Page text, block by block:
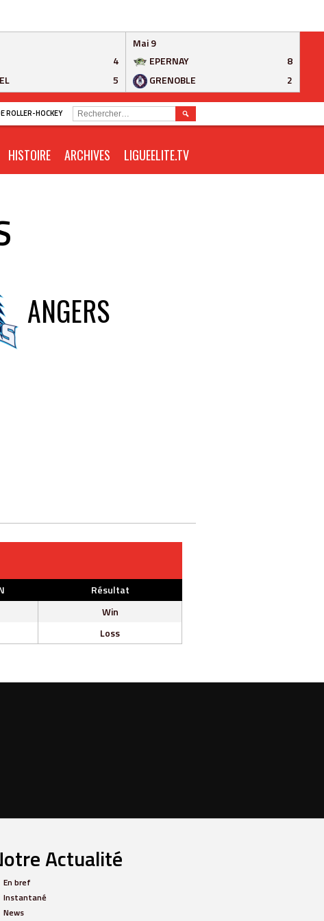
4
5
Mai 9
EPERNAY
8
GRENOBLE
2
ROLLER-HOCKEY
HISTOIRE ARCHIVES LIGUEELITE.TV
RECHERCHER :
ANGERS
Résultat
Win
Loss
Actualité
En bref
Instantané
News